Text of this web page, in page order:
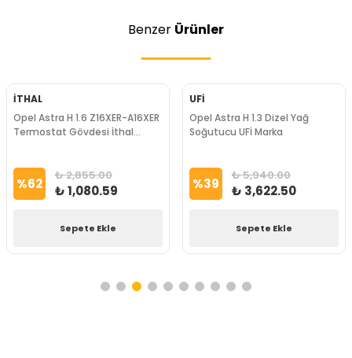
Benzer Ürünler
İTHAL
Opel Astra H 1.6 Z16XER-A16XER
Termostat Gövdesi İthal
%62 ₺ 2,855.00
₺ 1,080.59
Sepete Ekle
UFİ
Opel Astra H 1.3 Dizel Yağ
Soğutucu UFİ Marka
%39 ₺ 5,940.00
₺ 3,622.50
Sepete Ekle